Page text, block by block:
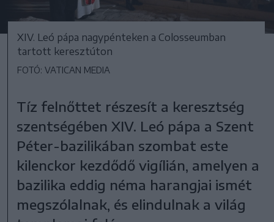
XIV. Leó pápa nagypénteken a Colosseumban
tartott keresztúton
FOTÓ: VATICAN MEDIA
Tíz felnőttet részesít a keresztség
szentségében XIV. Leó pápa a Szent
Péter-bazilikában szombat este
kilenckor kezdődő vigílián, amelyen a
bazilika eddig néma harangjai ismét
megszólalnak, és elindulnak a világ